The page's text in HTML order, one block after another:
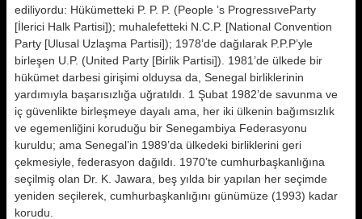
ediliyordu: Hükümetteki P. P. P. (People ’s ProgressıveParty
[İlerici Halk Partisi]); muhalefetteki N.C.P. [National Convention
Party [Ulusal Uzlaşma Partisi]); 1978’de dağılarak P.P.P’yle
birleşen U.P. (United Party [Birlik Partisi]). 1981’de ülkede bir
hükümet darbesi girişimi olduysa da, Senegal birliklerinin
yardımıyla başarısızlığa uğratıldı. 1 Şubat 1982’de savunma ve
iç güvenlikte birleşmeye dayalı ama, her iki ülkenin bağımsızlık
ve egemenliğini koruduğu bir Senegambiya Federasyonu
kuruldu; ama Senegal’in 1989’da ülkedeki birliklerini geri
çekmesiyle, federasyon dağıldı. 1970’te cumhurbaşkanlığına
seçilmiş olan Dr. K. Jawara, beş yılda bir yapılan her seçimde
yeniden seçilerek, cumhurbaşkanlığını günümüze (1993) kadar
korudu.